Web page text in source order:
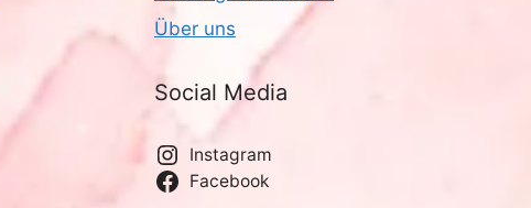
Über uns
Social Media
Instagram
Facebook